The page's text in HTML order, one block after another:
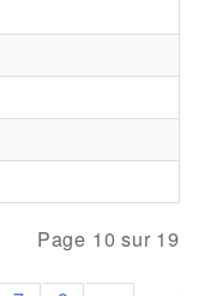
Page 10 sur 19